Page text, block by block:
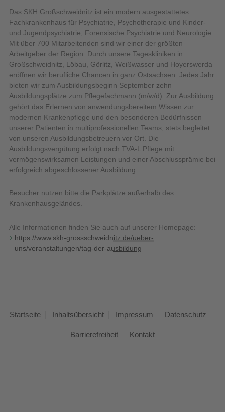
Das SKH Großschweidnitz ist ein modern ausgestattetes
Fachkrankenhaus für Psychiatrie, Psychotherapie und Kinder-
und Jugendpsychiatrie, Forensische Psychiatrie und Neurologie.
Mit über 700 Mitarbeitenden sind wir einer der größten
Arbeitgeber der Region. Durch unsere Tageskliniken in
Großschweidnitz, Löbau, Görlitz, Weißwasser und Hoyerswerda
eröffnen wir berufliche Chancen in ganz Ostsachsen. Jedes Jahr
bieten wir zum Ausbildungsbeginn September zehn
Ausbildungsplätze zum Pflegefachmann (m/w/d). Zur Ausbildung
gehört das Erlernen von anwendungsbereitem Wissen zur
modernen Krankenpflege und den besonderen Bedürfnissen
unserer Patienten in multiprofessionellen Teams, stets begleitet
von unseren Ausbildungsbetreuern vor Ort. Die
Ausbildungsvergütung erfolgt nach TVA-L Pflege mit
vermögenswirksamen Leistungen und einer Abschlussprämie bei
erfolgreich abgeschlossener Ausbildung.
Besucher nutzen bitte die Parkplätze außerhalb des
Krankenhausgeländes.
Alle Informationen finden Sie auch auf unserer Homepage:
https://www.skh-grossschweidnitz.de/ueber-
uns/veranstaltungen/tag-der-ausbildung
Startseite Inhaltsübersicht Impressum Datenschutz
Barrierefreiheit Kontakt